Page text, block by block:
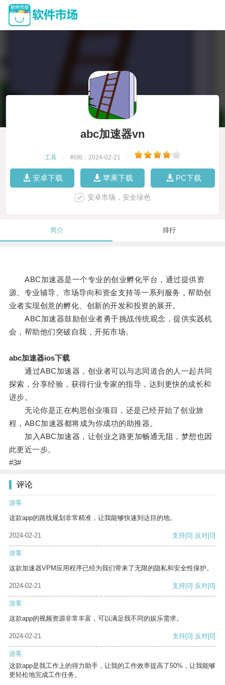
abc加速器vn
工具 时间：2024-02-21
安卓下载 苹果下载 PC下载
安卓市场，安全绿色
简介 排行
ABC加速器是一个专业的创业孵化平台，通过提供资
源、专业辅导、市场导向和资金支持等一系列服务，帮助创
业者实现创意的孵化、创新的开发和投资的展开。
ABC加速器鼓励创业者勇于挑战传统观念，提供实践机
会，帮助他们突破自我，开拓市场。
abc加速器ios下载
通过ABC加速器，创业者可以与志同道合的人一起共同
探索，分享经验，获得行业专家的指导，达到更快的成长和
进步。
无论你是正在构思创业项目，还是已经开始了创业旅
程，ABC加速器都将成为你成功的助推器。
加入ABC加速器，让创业之路更加畅通无阻，梦想也因
此更近一步。
#3#
评论
游客
这款app的路线规划非常精准，让我能够快速到达目的地。
2024-02-21 支持[0] 反对[0]
游客
这款加速器VPM应用程序已经为我们带来了无限的隐私和安全性保护。
2024-02-21 支持[0] 反对[0]
游客
这款app的视频资源非常丰富，可以满足我不同的娱乐需求。
2024-02-21 支持[0] 反对[0]
游客
这款app是我工作上的得力助手，让我的工作效率提高了50%，让我能够
更轻松地完成工作任务。